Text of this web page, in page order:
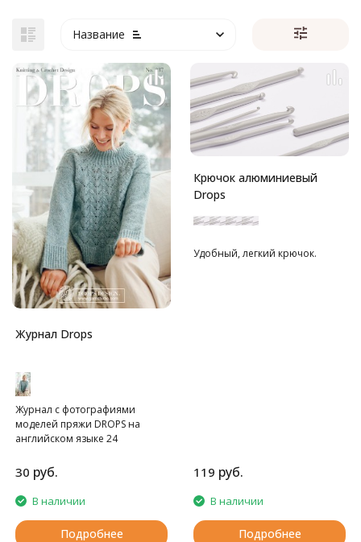
Название
Журнал Drops
Журнал с фотографиями
моделей пряжи DROPS на
английском языке 24
30 руб.
В наличии
Подробнее
Крючок алюминиевый
Drops
Удобный, легкий крючок.
119 руб.
В наличии
Подробнее